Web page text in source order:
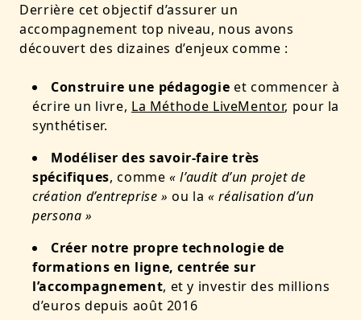
Derrière cet objectif d’assurer un
accompagnement top niveau, nous avons
découvert des dizaines d’enjeux comme :
Construire une pédagogie et commencer à
écrire un livre, La Méthode LiveMentor, pour la
synthétiser.
Modéliser des savoir-faire très
spécifiques, comme« l’audit d’un projet de
création d’entreprise » ou la« réalisation d’un
persona »
Créer notre propre technologie de
formations en ligne, centrée sur
l’accompagnement, et y investir des millions
d’euros depuis août 2016